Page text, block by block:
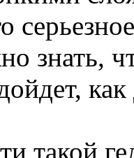
знать,
такой